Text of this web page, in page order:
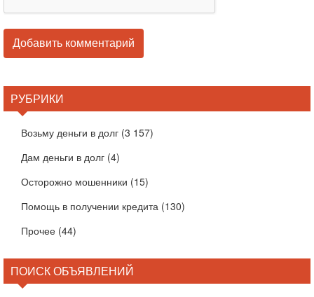
РУБРИКИ
Возьму деньги в долг (3 157)
Дам деньги в долг (4)
Осторожно мошенники (15)
Помощь в получении кредита (130)
Прочее (44)
ПОИСК ОБЪЯВЛЕНИЙ